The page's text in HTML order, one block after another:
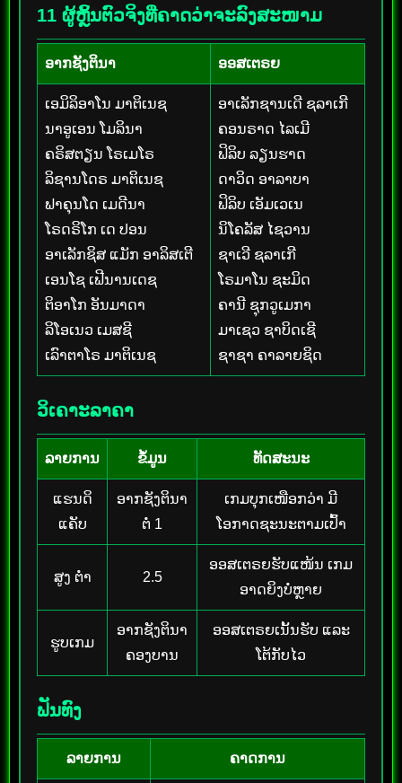
11 ຜູ້ຫຼິ້ນຕົວຈິງທີ່ຄາດວ່າຈະລົງສະໜາມ
ອາກຊັງຕິນາ ອອສເຕຣຍ
ເອມິລິອາໂນ ມາຕິເນຊ
ນາອູເອນ ໂມລິນາ
ຄຣິສຕຽນ ໂຣເມໂຣ
ລິຊານໂດຣ ມາຕິເນຊ
ຟາຄຸນໂດ ເມດີນາ
ໂຣດຣິໂກ ເດ ປອນ
ອາເລັກຊິສ ແມັກ ອາລິສເຕີ
ເອນໂຊ ເຟີນານເດຊ
ຕິອາໂກ ອັນມາດາ
ລິໂອເນວ ເມສຊີ
ເລົາຕາໂຣ ມາຕິເນຊ
ອາເລັກຊານເດີ ຊລາເກີ
ຄອນຣາດ ໄລເມີ
ຟິລິບ ລຽນຮາດ
ດາວິດ ອາລາບາ
ຟິລິບ ເອັມເວເນ
ນິໂຄລັສ ໄຊວານ
ຊາເວີ ຊລາເກີ
ໂຣມາໂນ ຊະມິດ
ຄານີ ຊຸກວູເມກາ
ມາເຊວ ຊາບິດເຊີ
ຊາຊາ ຄາລາຍຊິດ
ວິເຄາະລາຄາ
ລາຍການ ຂໍ້ມູນ ທັດສະນະ
ແຮນດິ
ແຄັບ
ອາກຊັງຕິນາ
ຕໍ່ 1
ເກມບຸກເໜືອກວ່າ ມີ
ໂອກາດຊະນະຕາມເປົ້າ
ສູງ ຕ່ຳ 2.5
ອອສເຕຣຍຮັບແໜ້ນ ເກມ
ອາດຍິງບໍ່ຫຼາຍ
ຮູບເກມ
ອາກຊັງຕິນາ
ຄອງບານ
ອອສເຕຣຍເນັ້ນຮັບ ແລະ
ໂຕ້ກັບໄວ
ຟັນທົງ
ລາຍການ ຄາດການ